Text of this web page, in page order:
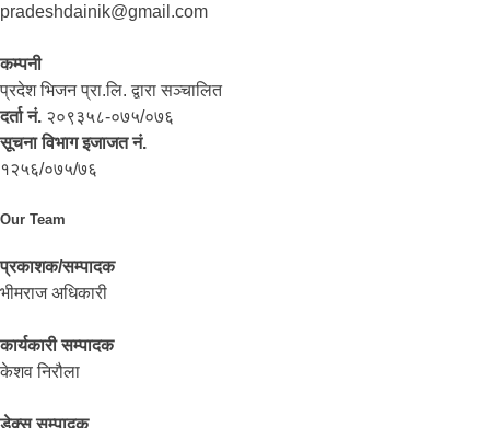
pradeshdainik@gmail.com
कम्पनी
प्रदेश भिजन प्रा.लि. द्वारा सञ्‍चालित
दर्ता नं. २०९३५८-०७५/०७६
सूचना विभाग इजाजत नं.
१२५६/०७५/७६
Our Team
प्रकाशक/सम्पादक
भीमराज अधिकारी
कार्यकारी सम्पादक
केशव निरौला
डेक्स सम्पादक